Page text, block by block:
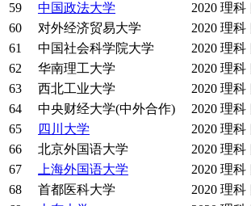
59
中国政法大学 2020 理科
60
对外经济贸易大学 2020 理科
61
中国社会科学院大学 2020 理科
62
华南理工大学 2020 理科
63
西北工业大学 2020 理科
64
中央财经大学(中外合作) 2020 理科
65
四川大学 2020 理科
66
北京外国语大学 2020 理科
67
上海外国语大学 2020 理科
68
首都医科大学 2020 理科